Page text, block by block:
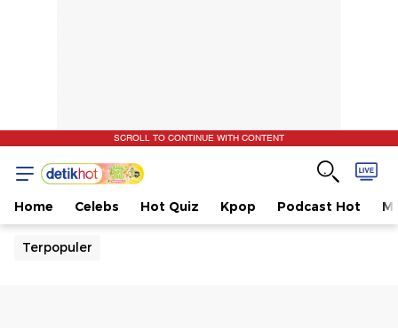
SCROLL TO CONTINUE WITH CONTENT
Home Celebs Hot Quiz Kpop Podcast Hot
Terpopuler